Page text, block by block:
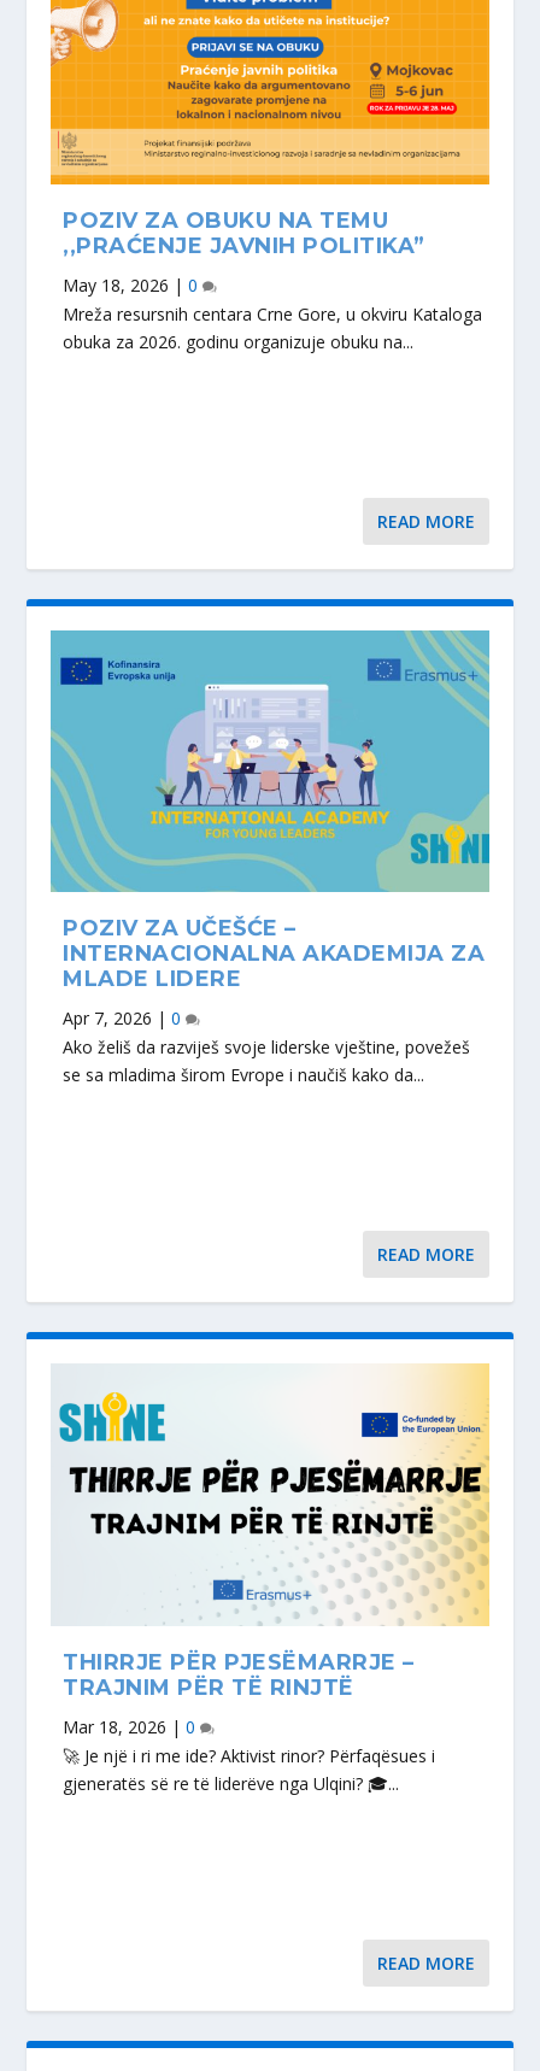
POZIV ZA OBUKU NA TEMU
,,PRAĆENJE JAVNIH POLITIKA”
May 18, 2026 |0
Mreža resursnih centara Crne Gore, u okviru Kataloga
obuka za 2026. godinu organizuje obuku na...
READ MORE
POZIV ZA UČEŠĆE –
INTERNACIONALNA AKADEMIJA ZA
MLADE LIDERE
Apr 7, 2026 |0
Ako želiš da razviješ svoje liderske vještine, povežeš
se sa mladima širom Evrope i naučiš kako da...
READ MORE
THIRRJE PËR PJESËMARRJE –
TRAJNIM PËR TË RINJTË
Mar 18, 2026 |0
🚀 Je një i ri me ide? Aktivist rinor? Përfaqësues i
gjeneratës së re të liderëve nga Ulqini? 🎓...
READ MORE